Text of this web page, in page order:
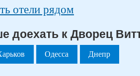
отели рядом
доехать к Дворец
Одесса Днепр